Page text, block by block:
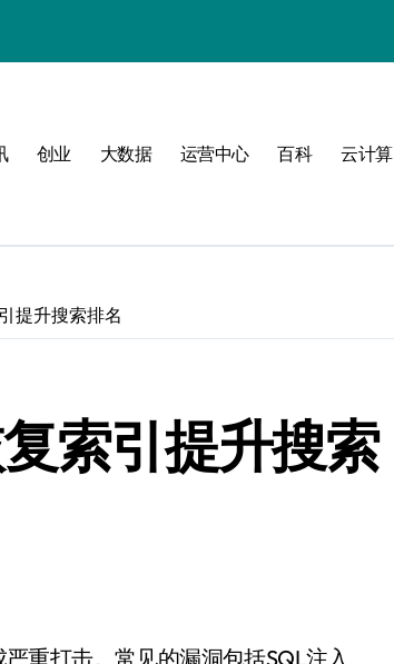
指南
升
创业 大数据 运营中心 百科 云计算
提升搜索排名
索引提升搜索